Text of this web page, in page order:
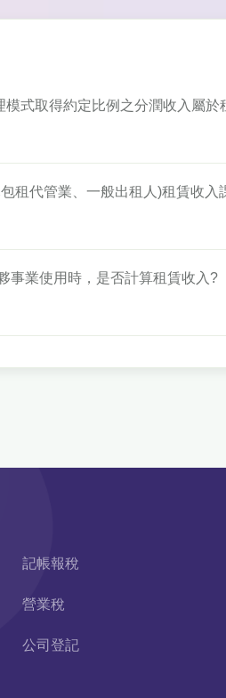
式取得約定比例之分潤收入屬於
租代管業、一般出租人)租賃收入
事業使用時，是否計算租賃收入?
記帳報稅
營業稅
公司登記